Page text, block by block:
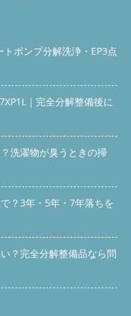
#fafafa; border:
padding: 20px 22px;
font-weight: 700;
flex; align-items:
20px; } .toc li { font-size:
} .toc a { color:
{ text-decoration:
{ margin: 40px 0;
1px solid #e8ede9; }
} /* === H2 === */
gap: 10px; margin-
36px;
#2ecc89); border-
justify-content:
{ font-size:
color: #1a3a2a; line-
padding-left: 12px;
=== */ p { font-size:
ポンプ分解洗浄・EP3点
｜完全分解整備後に
洗濯物が臭うときの掃
？3年・5年・7年落ちを
？完全分解整備品なら問